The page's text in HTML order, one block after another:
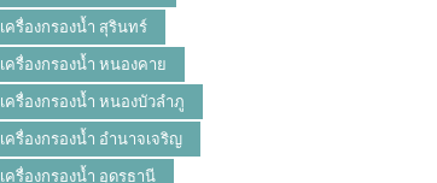
เครื่องกรองน้ำ สุรินทร์
เครื่องกรองน้ำ หนองคาย
เครื่องกรองน้ำ หนองบัวลำภู
เครื่องกรองน้ำ อำนาจเจริญ
เครื่องกรองน้ำ อุดรธานี